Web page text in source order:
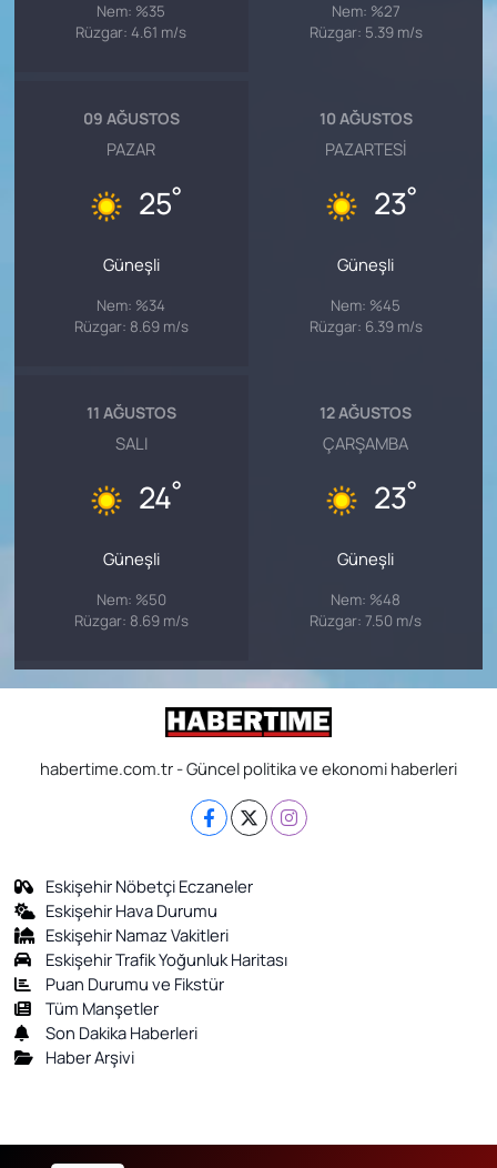
Nem: %35
Rüzgar: 4.61 m/s
Nem: %27
Rüzgar: 5.39 m/s
09 AĞUSTOS
PAZAR
25°
Güneşli
Nem: %34
Rüzgar: 8.69 m/s
10 AĞUSTOS
PAZARTESI
23°
Güneşli
Nem: %45
Rüzgar: 6.39 m/s
11 AĞUSTOS
SALI
24°
Güneşli
Nem: %50
Rüzgar: 8.69 m/s
12 AĞUSTOS
ÇARŞAMBA
23°
Güneşli
Nem: %48
Rüzgar: 7.50 m/s
habertime.com.tr - Güncel politika ve ekonomi haberleri
Eskişehir Nöbetçi Eczaneler
Eskişehir Hava Durumu
Eskişehir Namaz Vakitleri
Eskişehir Trafik Yoğunluk Haritası
Puan Durumu ve Fikstür
Tüm Manşetler
Son Dakika Haberleri
Haber Arşivi